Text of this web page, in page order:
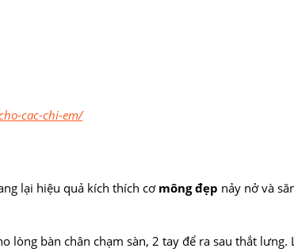
cac-chi-em/
lại hiệu quả kích thích cơ mông đẹp nảy nở và
lòng bàn chân chạm sàn, 2 tay để ra sau thắt